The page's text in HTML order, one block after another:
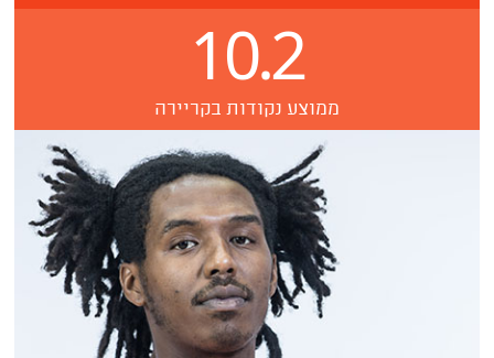
10.2
ממוצע נקודות בקריירה